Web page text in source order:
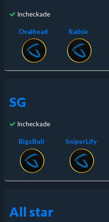
Incheckade
Ovalhead Raihle
SG
Incheckade
BigsBull SniperLify
All star